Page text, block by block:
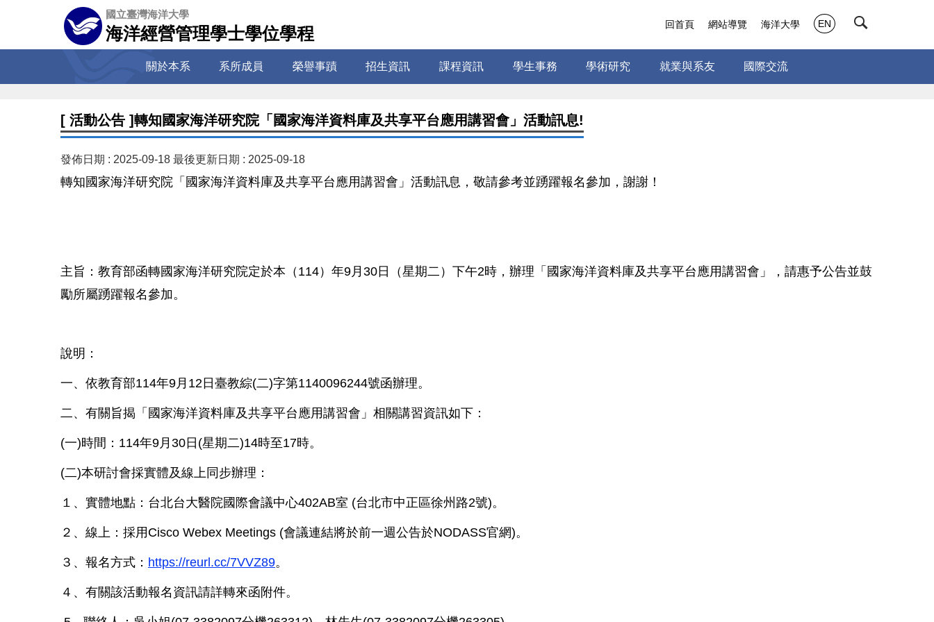
容
國立臺灣海洋大學
海洋經營管理學士學位學程
關於本系 系所成員 榮譽事蹟 招生資訊 課程資訊 學生事務 學術研究 就業與系友 國際交流
回首頁 網站導覽 海洋大學 EN
[ 活動公告 ]轉知國家海洋研究院「國家海洋資料庫及共享平台應用講習會」活動訊息!
發佈日期 : 2025-09-18 最後更新日期 : 2025-09-18
轉知國家海洋研究院「國家海洋資料庫及共享平台應用講習會」活動訊息，敬請參考並踴躍報名參加，謝謝！
主旨：教育部函轉國家海洋研究院定於本（114）年9月30日（星期二）下午2時，辦理「國家海洋資料庫及共享平台應用講習會」，請惠予公告並鼓
勵所屬踴躍報名參加。
說明：
一、依教育部114年9月12日臺教綜(二)字第1140096244號函辦理。
二、有關旨揭「國家海洋資料庫及共享平台應用講習會」相關講習資訊如下：
(一)時間：114年9月30日(星期二)14時至17時。
(二)本研討會採實體及線上同步辦理：
１、實體地點：台北台大醫院國際會議中心402AB室 (台北市中正區徐州路2號)。
２、線上：採用Cisco Webex Meetings (會議連結將於前一週公告於NODASS官網)。
３、報名方式： https://reurl.cc/7VVZ89。
４、有關該活動報名資訊請詳轉來函附件。